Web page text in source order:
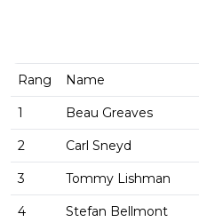
Rang Name
1 Beau Greaves
2 Carl Sneyd
3 Tommy Lishman
4 Stefan Bellmont